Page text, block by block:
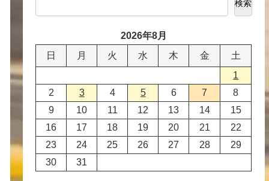
検索
2026年8月
日
月 火 水 木 金
土
1
2
3 4 5 6 7
8
9
10 11 12 13 14
15
16
17 18 19 20 21
22
23
24 25 26 27 28
29
30
31